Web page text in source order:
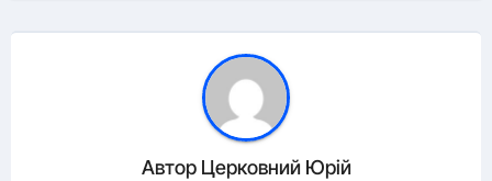
Автор Церковний Юрій